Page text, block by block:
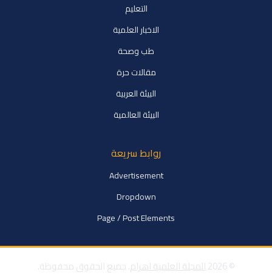
التعليم
الاخبار العلمية
طب وصحة
مقالات حرة
البيئة العربية
البيئة العالمية
روابط سريعة
Advertisement
Dropdown
Page / Post Elements
© 2026 المجلة العلمية اهرام. جميع الحقوق محفوظة.